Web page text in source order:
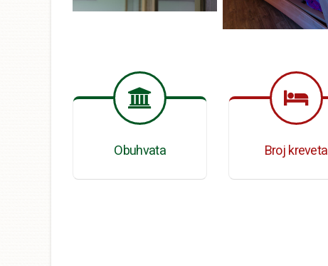
Obuhvata Broj kreveta